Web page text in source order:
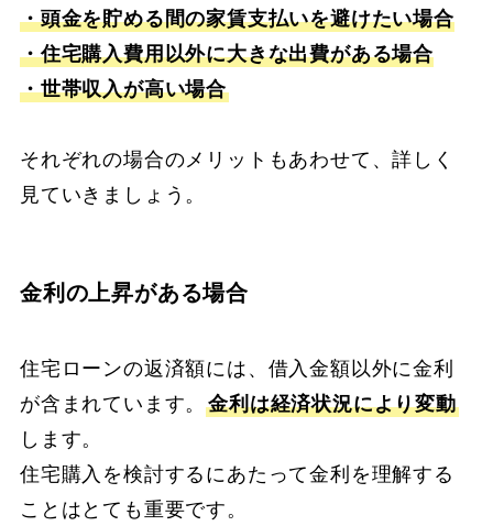
・頭金を貯める間の家賃支払いを避けたい場合
・住宅購入費用以外に大きな出費がある場合
・世帯収入が高い場合
それぞれの場合のメリットもあわせて、詳しく
見ていきましょう。
金利の上昇がある場合
住宅ローンの返済額には、借入金額以外に金利
が含まれています。金利は経済状況により変動
します。
住宅購入を検討するにあたって金利を理解する
ことはとても重要です。